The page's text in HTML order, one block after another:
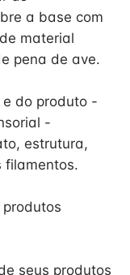
a base com
material
pena de ave.
do produto -
-
estrutura,
filamentos.
seus produtos